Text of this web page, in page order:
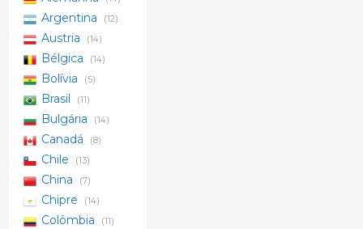
Argentina (12)
Austria (14)
Bélgica (14)
Bolívia (5)
Brasil (11)
Bulgária (14)
Canadá (8)
Chile (13)
China (7)
Chipre (14)
Colômbia (11)